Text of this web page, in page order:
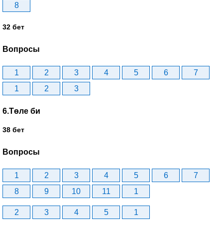
8
32 бет
Вопросы
1 2 3 4 5 6
7
1
2 3
6.Төле би
38 бет
Вопросы
1 2 3 4 5 6
7
8
9 10 11 1
2 3 4 5 1